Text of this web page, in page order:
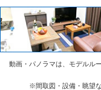
動画・パノラマは、モデルル
※間取図・設備・眺望